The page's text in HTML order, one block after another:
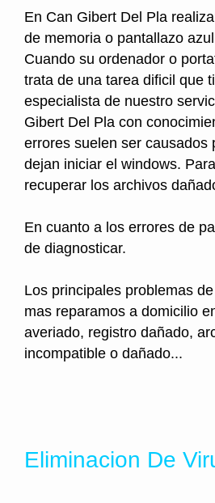
En Can Gibert Del Pla
de memoria o pantallazo
Cuando su ordenador o
trata de una tarea dificil que
especialista de nuestro
Gibert Del Pla con
errores suelen ser causados
dejan iniciar el windows.
recuperar los archivos
En cuanto a los errores de
de diagnosticar.
Los principales problemas
mas reparamos a domicilio
averiado, registro dañado,
incompatible o dañado...
Eliminacion De